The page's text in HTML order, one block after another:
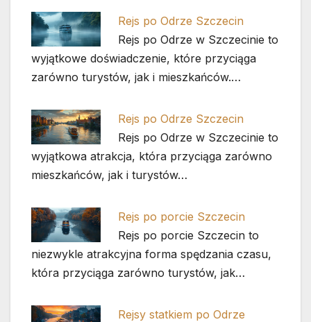
Rejs po Odrze Szczecin
Rejs po Odrze w Szczecinie to
wyjątkowe doświadczenie, które przyciąga
zarówno turystów, jak i mieszkańców.…
Rejs po Odrze Szczecin
Rejs po Odrze w Szczecinie to
wyjątkowa atrakcja, która przyciąga zarówno
mieszkańców, jak i turystów…
Rejs po porcie Szczecin
Rejs po porcie Szczecin to
niezwykle atrakcyjna forma spędzania czasu,
która przyciąga zarówno turystów, jak…
Rejsy statkiem po Odrze